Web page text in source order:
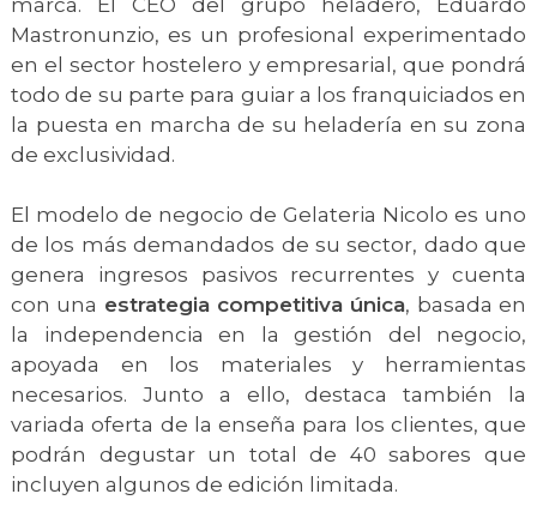
Mastronunzio, es un profesional experimentado
en el sector hostelero y empresarial, que pondrá
todo de su parte para guiar a los franquiciados en
la puesta en marcha de su heladería en su zona
de exclusividad.
El modelo de negocio de Gelateria Nicolo es uno
de los más demandados de su sector, dado que
genera ingresos pasivos recurrentes y cuenta
con una estrategia competitiva única, basada en
la independencia en la gestión del negocio,
apoyada en los materiales y herramientas
necesarios. Junto a ello, destaca también la
variada oferta de la enseña para los clientes, que
podrán degustar un total de 40 sabores que
incluyen algunos de edición limitada.